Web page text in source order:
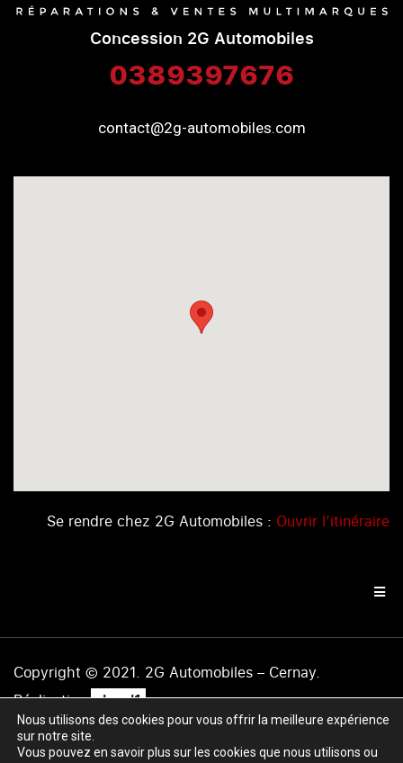
Concession 2G Automobiles
0389397676
contact@2g-automobiles.com
Se rendre chez 2G Automobiles : Ouvrir l’itinéraire
Copyright © 2021. 2G Automobiles – Cernay.
Réalisation .level1
Mentions légales|Politique de confidentialité|Plan du
site
Nous utilisons des cookies pour vous offrir la meilleure expérience
sur notre site.
Vous pouvez en savoir plus sur les cookies que nous utilisons ou